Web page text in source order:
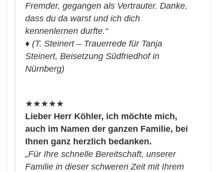
Fremder, gegangen als Vertrauter. Danke,
dass du da warst und ich dich
kennenlernen durfte.“
♦ (T. Steinert – Trauerrede für Tanja
Steinert, Beisetzung Südfriedhof in
Nürnberg)
★★★★★
Lieber Herr Köhler, ich möchte mich,
auch im Namen der ganzen Familie, bei
Ihnen ganz herzlich bedanken.
„Für Ihre schnelle Bereitschaft, unserer
Familie in dieser schweren Zeit mit Ihrem